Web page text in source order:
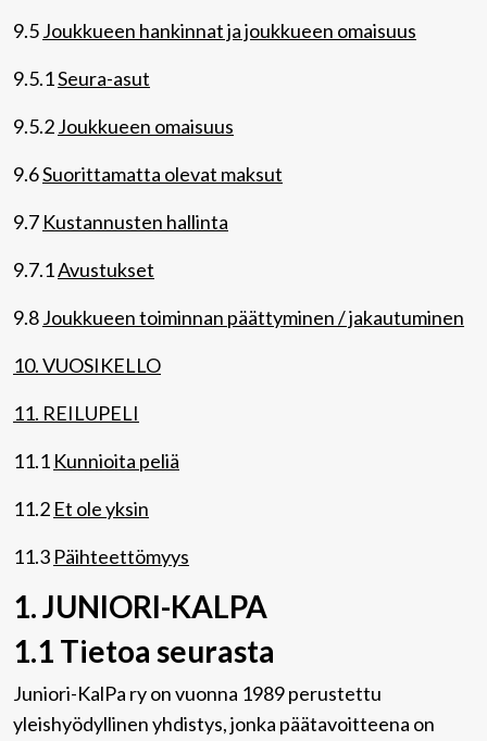
9.5Joukkueen hankinnat ja joukkueen omaisuus
9.5.1Seura-asut
9.5.2Joukkueen omaisuus
9.6Suorittamatta olevat maksut
9.7 Kustannusten hallinta
9.7.1Avustukset
9.8Joukkueen toiminnan päättyminen / jakautuminen
10. VUOSIKELLO
11. REILUPELI
11.1 Kunnioita peliä
11.2 Et ole yksin
11.3 Päihteettömyys
1. JUNIORI-KALPA
1.1 Tietoa seurasta
Juniori-KalPa ry on vuonna 1989 perustettu
yleishyödyllinen yhdistys, jonka päätavoitteena on